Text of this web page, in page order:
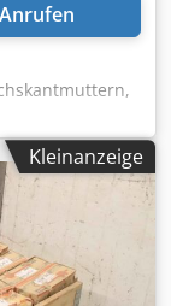
Anrufen
-
10 Edelstahl
x 100 300 ST /
M8 x 35
A2 Crodpfsq
Gewicht ges.:
Kleinanzeige